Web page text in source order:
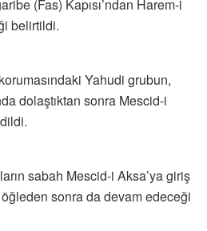
(Fas) Kapısı’ndan Harem-i
belirtildi.
Yahudi grubun,
dolaştıktan sonra Mescid-i
sabah Mescid-i Aksa’ya giriş
sonra da devam edeceği